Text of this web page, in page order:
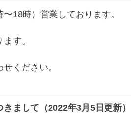
18時）営業しております。
す。
ください。
まして（2022年3月5日更新）